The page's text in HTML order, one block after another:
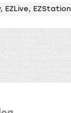
EZLive, EZStation